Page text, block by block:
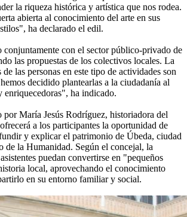
la riqueza histórica y artística que nos rodea.
abierta al conocimiento del arte en sus
ha declarado el edil.
conjuntamente con el sector público-privado de
las propuestas de los colectivos locales. La
las personas en este tipo de actividades son
decidido plantearlas a la ciudadanía al
enriquecedoras", ha indicado.
por María Jesús Rodríguez, historiadora del
a los participantes la oportunidad de
y explicar el patrimonio de Úbeda, ciudad
de la Humanidad. Según el concejal, la
puedan convertirse en "pequeños
local, aprovechando el conocimiento
en su entorno familiar y social.